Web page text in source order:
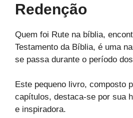
Redenção
Quem foi Rute na bíblia,
Testamento da Bíblia, é uma
se passa durante o período
Este pequeno livro, composto
capítulos, destaca-se por sua
e inspiradora.